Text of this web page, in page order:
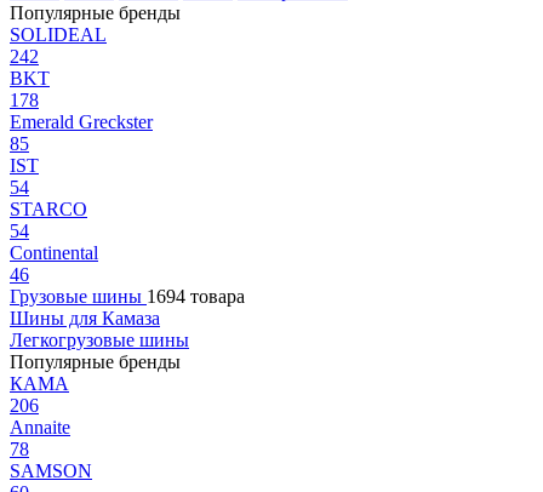
Популярные бренды
SOLIDEAL
242
BKT
178
Emerald Greckster
85
IST
54
STARCO
54
Continental
46
Грузовые шины 1694 товара
Шины для Камаза
Легкогрузовые шины
Популярные бренды
КАМА
206
Annaite
78
SAMSON